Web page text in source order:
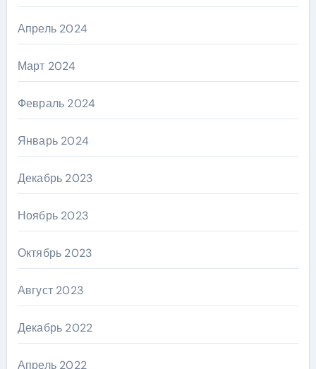
Апрель 2024
Март 2024
Февраль 2024
Январь 2024
Декабрь 2023
Ноябрь 2023
Октябрь 2023
Август 2023
Декабрь 2022
Апрель 2022